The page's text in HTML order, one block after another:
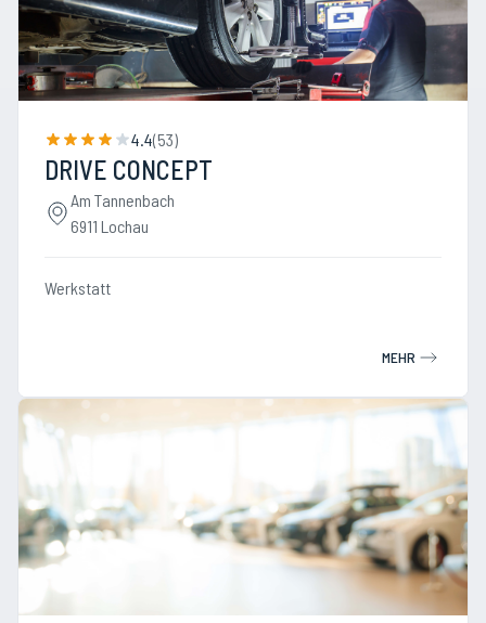
4.4(53)
DRIVE CONCEPT
Am Tannenbach
6911 Lochau
Werkstatt
MEHR